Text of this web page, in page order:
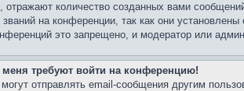
количество созданных вами
на конференции, так как они
это запрещено, и модератор или
требуют войти на конференцию!
могут отправлять email-сообщения другим